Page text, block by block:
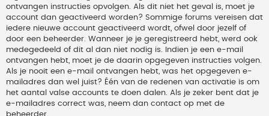
ontvangen instructies opvolgen. Als dit niet het geval is, moet je
account dan geactiveerd worden? Sommige forums vereisen dat
iedere nieuwe account geactiveerd wordt, ofwel door jezelf of
door een beheerder. Wanneer je je geregistreerd hebt, werd ook
medegedeeld of dit al dan niet nodig is. Indien je een e-mail
ontvangen hebt, moet je de daarin opgegeven instructies volgen.
Als je nooit een e-mail ontvangen hebt, was het opgegeven e-
mailadres dan wel juist? Één van de redenen van activatie is om
het aantal valse accounts te doen dalen. Als je zeker bent dat je
e-mailadres correct was, neem dan contact op met de
beheerder.